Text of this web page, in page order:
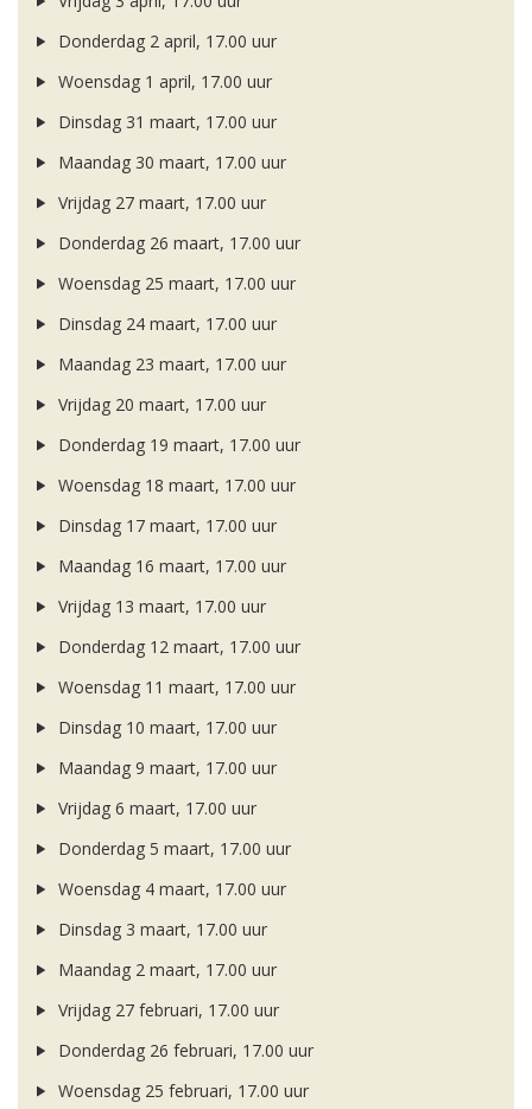
Donderdag 2 april, 17.00 uur
Woensdag 1 april, 17.00 uur
Dinsdag 31 maart, 17.00 uur
Maandag 30 maart, 17.00 uur
Vrijdag 27 maart, 17.00 uur
Donderdag 26 maart, 17.00 uur
Woensdag 25 maart, 17.00 uur
Dinsdag 24 maart, 17.00 uur
Maandag 23 maart, 17.00 uur
Vrijdag 20 maart, 17.00 uur
Donderdag 19 maart, 17.00 uur
Woensdag 18 maart, 17.00 uur
Dinsdag 17 maart, 17.00 uur
Maandag 16 maart, 17.00 uur
Vrijdag 13 maart, 17.00 uur
Donderdag 12 maart, 17.00 uur
Woensdag 11 maart, 17.00 uur
Dinsdag 10 maart, 17.00 uur
Maandag 9 maart, 17.00 uur
Vrijdag 6 maart, 17.00 uur
Donderdag 5 maart, 17.00 uur
Woensdag 4 maart, 17.00 uur
Dinsdag 3 maart, 17.00 uur
Maandag 2 maart, 17.00 uur
Vrijdag 27 februari, 17.00 uur
Donderdag 26 februari, 17.00 uur
Woensdag 25 februari, 17.00 uur